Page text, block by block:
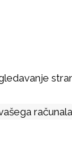
računala